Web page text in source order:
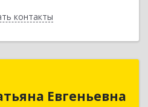
контакты
Назад
Евгеньевна